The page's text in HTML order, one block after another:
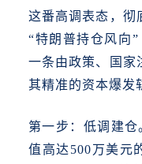
这番高调表态，彻
“特朗普持仓风向”
一条由政策、国家
其精准的资本爆发
第一步：低调建仓
值高达500万美元